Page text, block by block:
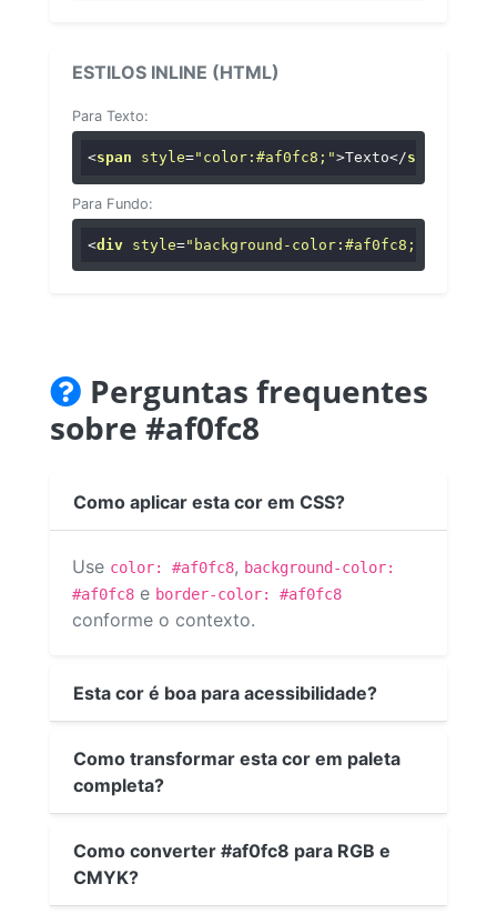
ESTILOS INLINE (HTML)
Para Texto:
<span style="color:#af0fc8;">Texto</span
Para Fundo:
<div style="background-color:#af0fc8;"
Perguntas frequentes
sobre #af0fc8
Como aplicar esta cor em CSS?
Use color: #af0fc8, background-color:
#af0fc8 e border-color: #af0fc8
conforme o contexto.
Esta cor é boa para acessibilidade?
Como transformar esta cor em paleta
completa?
Como converter #af0fc8 para RGB e
CMYK?